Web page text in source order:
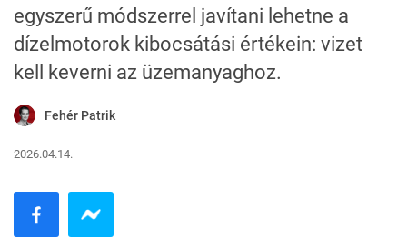
egyszerű módszerrel javítani lehetne a
dízelmotorok kibocsátási értékein: vizet
kell keverni az üzemanyaghoz.
Fehér Patrik
2026.04.14.